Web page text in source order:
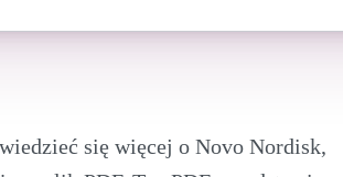
się więcej o Novo Nordisk,